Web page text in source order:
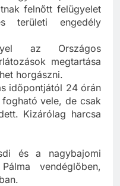
felnőtt felügyelet
területi engedély
az Országos
megtartása
horgászni.
időpontjától 24 órán
vele, de csak
Kizárólag harcsa
és a nagybajomi
vendéglőben,